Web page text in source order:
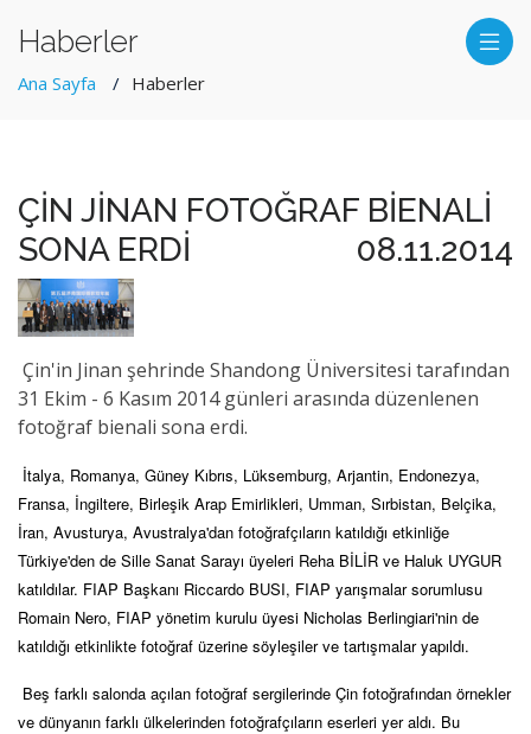
Haberler
Ana Sayfa Haberler
ÇİN JİNAN FOTOĞRAF BİENALİ
SONA ERDİ
08.11.2014
Çin'in Jinan şehrinde Shandong Üniversitesi tarafından
31 Ekim - 6 Kasım 2014 günleri arasında düzenlenen
fotoğraf bienali sona erdi.
İtalya, Romanya, Güney Kıbrıs, Lüksemburg, Arjantin, Endonezya,
Fransa, İngiltere, Birleşik Arap Emirlikleri, Umman, Sırbistan, Belçika,
İran, Avusturya, Avustralya'dan fotoğrafçıların katıldığı etkinliğe
Türkiye'den de Sille Sanat Sarayı üyeleri Reha BİLİR ve Haluk UYGUR
katıldılar. FIAP Başkanı Riccardo BUSI, FIAP yarışmalar sorumlusu
Romain Nero, FIAP yönetim kurulu üyesi Nicholas Berlingiari'nin de
katıldığı etkinlikte fotoğraf üzerine söyleşiler ve tartışmalar yapıldı.
Beş farklı salonda açılan fotoğraf sergilerinde Çin fotoğrafından örnekler
ve dünyanın farklı ülkelerinden fotoğrafçıların eserleri yer aldı. Bu